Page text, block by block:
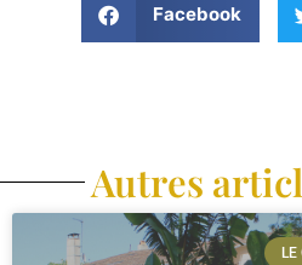
Facebook
Autres
LE